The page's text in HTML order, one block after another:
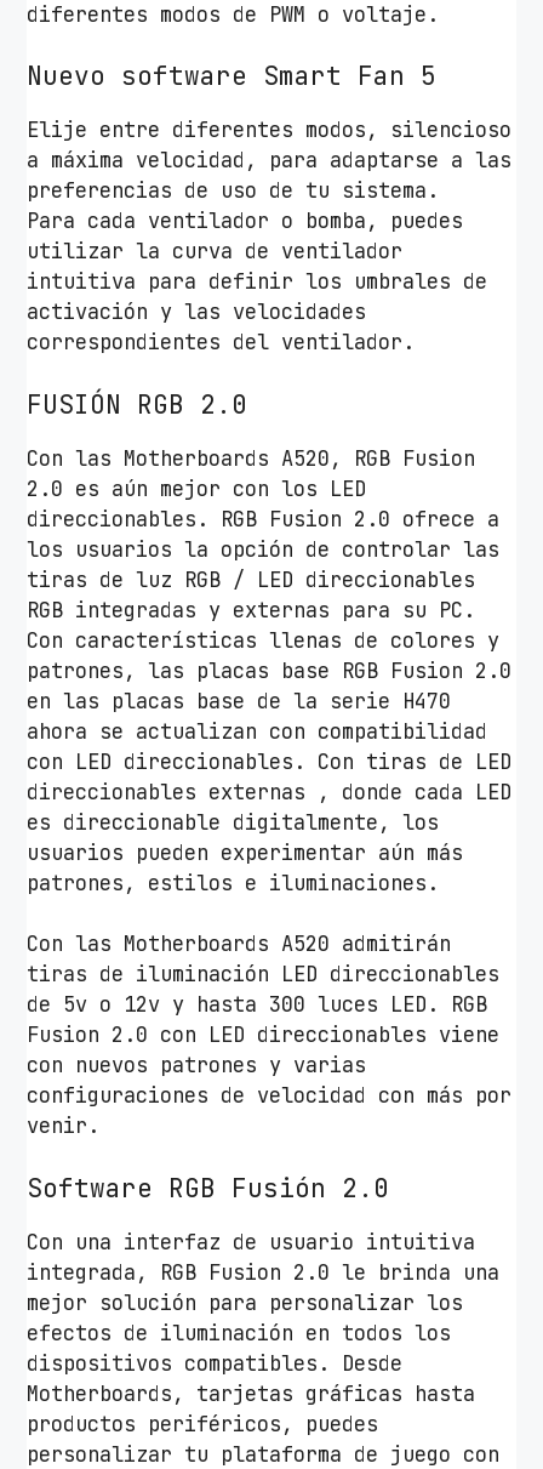
diferentes modos de PWM o voltaje.
Nuevo software Smart Fan 5
Elije entre diferentes modos, silencioso
a máxima velocidad, para adaptarse a las
preferencias de uso de tu sistema.
Para cada ventilador o bomba, puedes
utilizar la curva de ventilador
intuitiva para definir los umbrales de
activación y las velocidades
correspondientes del ventilador.
FUSIÓN RGB 2.0
Con las Motherboards A520, RGB Fusion
2.0 es aún mejor con los LED
direccionables. RGB Fusion 2.0 ofrece a
los usuarios la opción de controlar las
tiras de luz RGB / LED direccionables
RGB integradas y externas para su PC.
Con características llenas de colores y
patrones, las placas base RGB Fusion 2.0
en las placas base de la serie H470
ahora se actualizan con compatibilidad
con LED direccionables. Con tiras de LED
direccionables externas , donde cada LED
es direccionable digitalmente, los
usuarios pueden experimentar aún más
patrones, estilos e iluminaciones.
Con las Motherboards A520 admitirán
tiras de iluminación LED direccionables
de 5v o 12v y hasta 300 luces LED. RGB
Fusion 2.0 con LED direccionables viene
con nuevos patrones y varias
configuraciones de velocidad con más por
venir.
Software RGB Fusión 2.0
Con una interfaz de usuario intuitiva
integrada, RGB Fusion 2.0 le brinda una
mejor solución para personalizar los
efectos de iluminación en todos los
dispositivos compatibles. Desde
Motherboards, tarjetas gráficas hasta
productos periféricos, puedes
personalizar tu plataforma de juego con